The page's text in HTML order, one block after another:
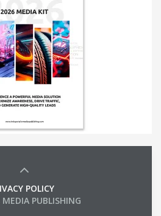
POLICY
PUBLISHING